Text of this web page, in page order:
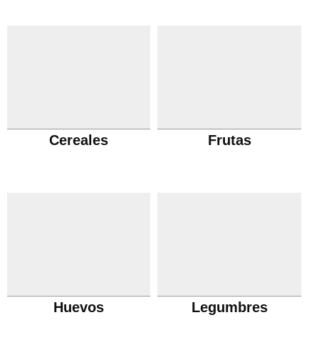
Cereales Frutas
Huevos Legumbres